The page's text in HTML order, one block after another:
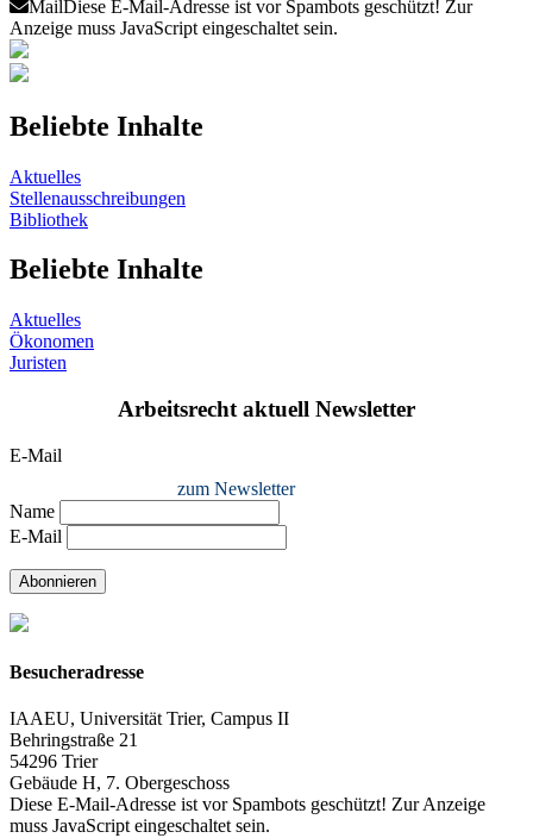
MailDiese E-Mail-Adresse ist vor Spambots geschützt! Zur
Anzeige muss JavaScript eingeschaltet sein.
Beliebte Inhalte
Aktuelles
Stellenausschreibungen
Bibliothek
Beliebte Inhalte
Aktuelles
Ökonomen
Juristen
Arbeitsrecht aktuell Newsletter
E-Mail
zum Newsletter
Name
E-Mail
Abonnieren
Besucheradresse
IAAEU, Universität Trier, Campus II
Behringstraße 21
54296 Trier
Gebäude H, 7. Obergeschoss
Diese E-Mail-Adresse ist vor Spambots geschützt! Zur Anzeige
muss JavaScript eingeschaltet sein.